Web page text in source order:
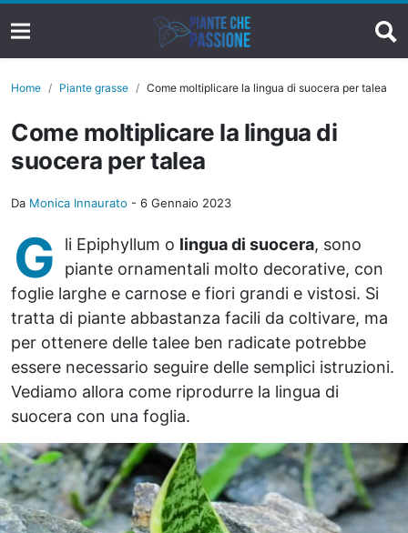
Home Piante grasse Come moltiplicare la lingua di suocera per talea
Come moltiplicare la lingua di
suocera per talea
Da Monica Innaurato - 6 Gennaio 2023
G li Epiphyllum o lingua di suocera, sono
piante ornamentali molto decorative, con
foglie larghe e carnose e fiori grandi e vistosi. Si
tratta di piante abbastanza facili da coltivare, ma
per ottenere delle talee ben radicate potrebbe
essere necessario seguire delle semplici istruzioni.
Vediamo allora come riprodurre la lingua di
suocera con una foglia.